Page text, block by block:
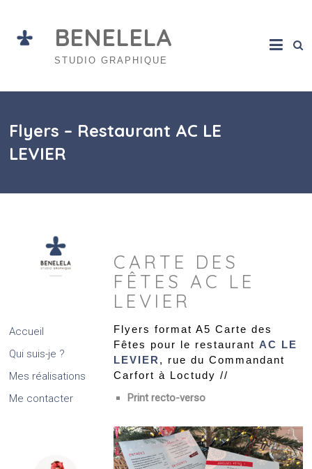
content
BENELELA
STUDIO GRAPHIQUE
Flyers – Restaurant AC LE
LEVIER
CARTE DES
FÊTES AC LE
LEVIER
Flyers format A5 Carte des
Fêtes pour le restaurant AC LE
LEVIER , rue du Commandant
Carfort à Loctudy //
Print recto-verso
Accueil
Qui suis-je ?
Mes réalisations
Me contacter